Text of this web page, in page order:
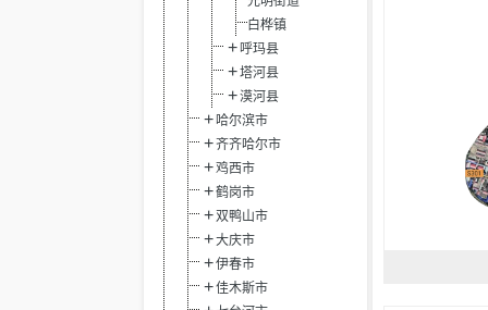
白桦镇
呼玛县
塔河县
漠河县
哈尔滨市
齐齐哈尔市
鸡西市
鹤岗市
双鸭山市
大庆市
伊春市
佳木斯市